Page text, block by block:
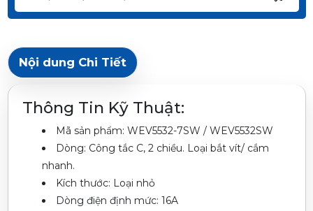
Nội dung Chi Tiết
Thông Tin Kỹ Thuật:
Mã sản phẩm: WEV5532-7SW / WEV5532SW
Dòng: Công tắc C, 2 chiều. Loại bắt vít/ cắm
nhanh.
Kích thước: Loại nhỏ
Dòng điện định mức: 16A